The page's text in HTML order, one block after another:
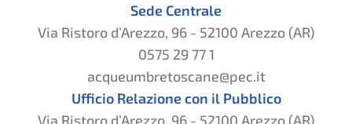
Sede Centrale
Via Ristoro d’Arezzo, 96 - 52100 Arezzo (AR)
0575 29 77 1
acqueumbretoscane@pec.it
Ufficio Relazione con il Pubblico
Via Ristoro d’Arezzo, 96 - 52100 Arezzo (AR)